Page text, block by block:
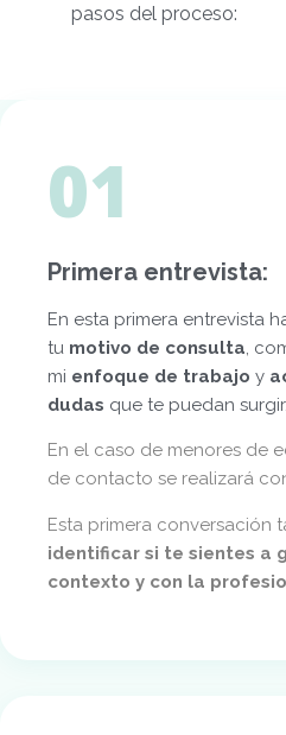
pasos del proceso:
01
Primera entrevista:
En esta primera entrevista
tu motivo de consulta,
mi enfoque de trabajo y
dudas que te puedan surgir.
En el caso de menores de
de contacto se realizará
Esta primera conversación
identificar si te sientes a
contexto y con la